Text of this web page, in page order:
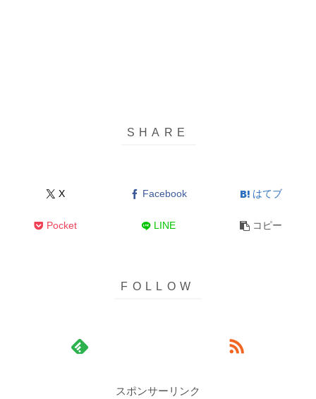
X Facebook はてブ
Pocket LINE コピー
スポンサーリンク